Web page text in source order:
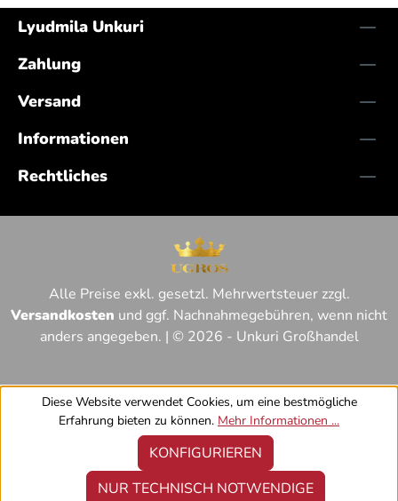
Lyudmila Unkuri
Zahlung
Versand
Informationen
Rechtliches
Alle Preise exkl. gesetzl. Mehrwertsteuer zzgl.
Versandkosten und ggf. Nachnahmegebühren, wenn nicht
anders angegeben. | © 2026 - Unkuri Großhandel
Diese Website verwendet Cookies, um eine bestmögliche
Erfahrung bieten zu können. Mehr Informationen ...
NUR TECHNISCH NOTWENDIGE
KONFIGURIEREN